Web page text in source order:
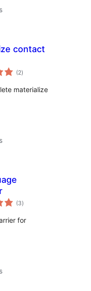
contact
(2totaal
waarderingen
)
materialize
(3totaal
waarderingen
)
for